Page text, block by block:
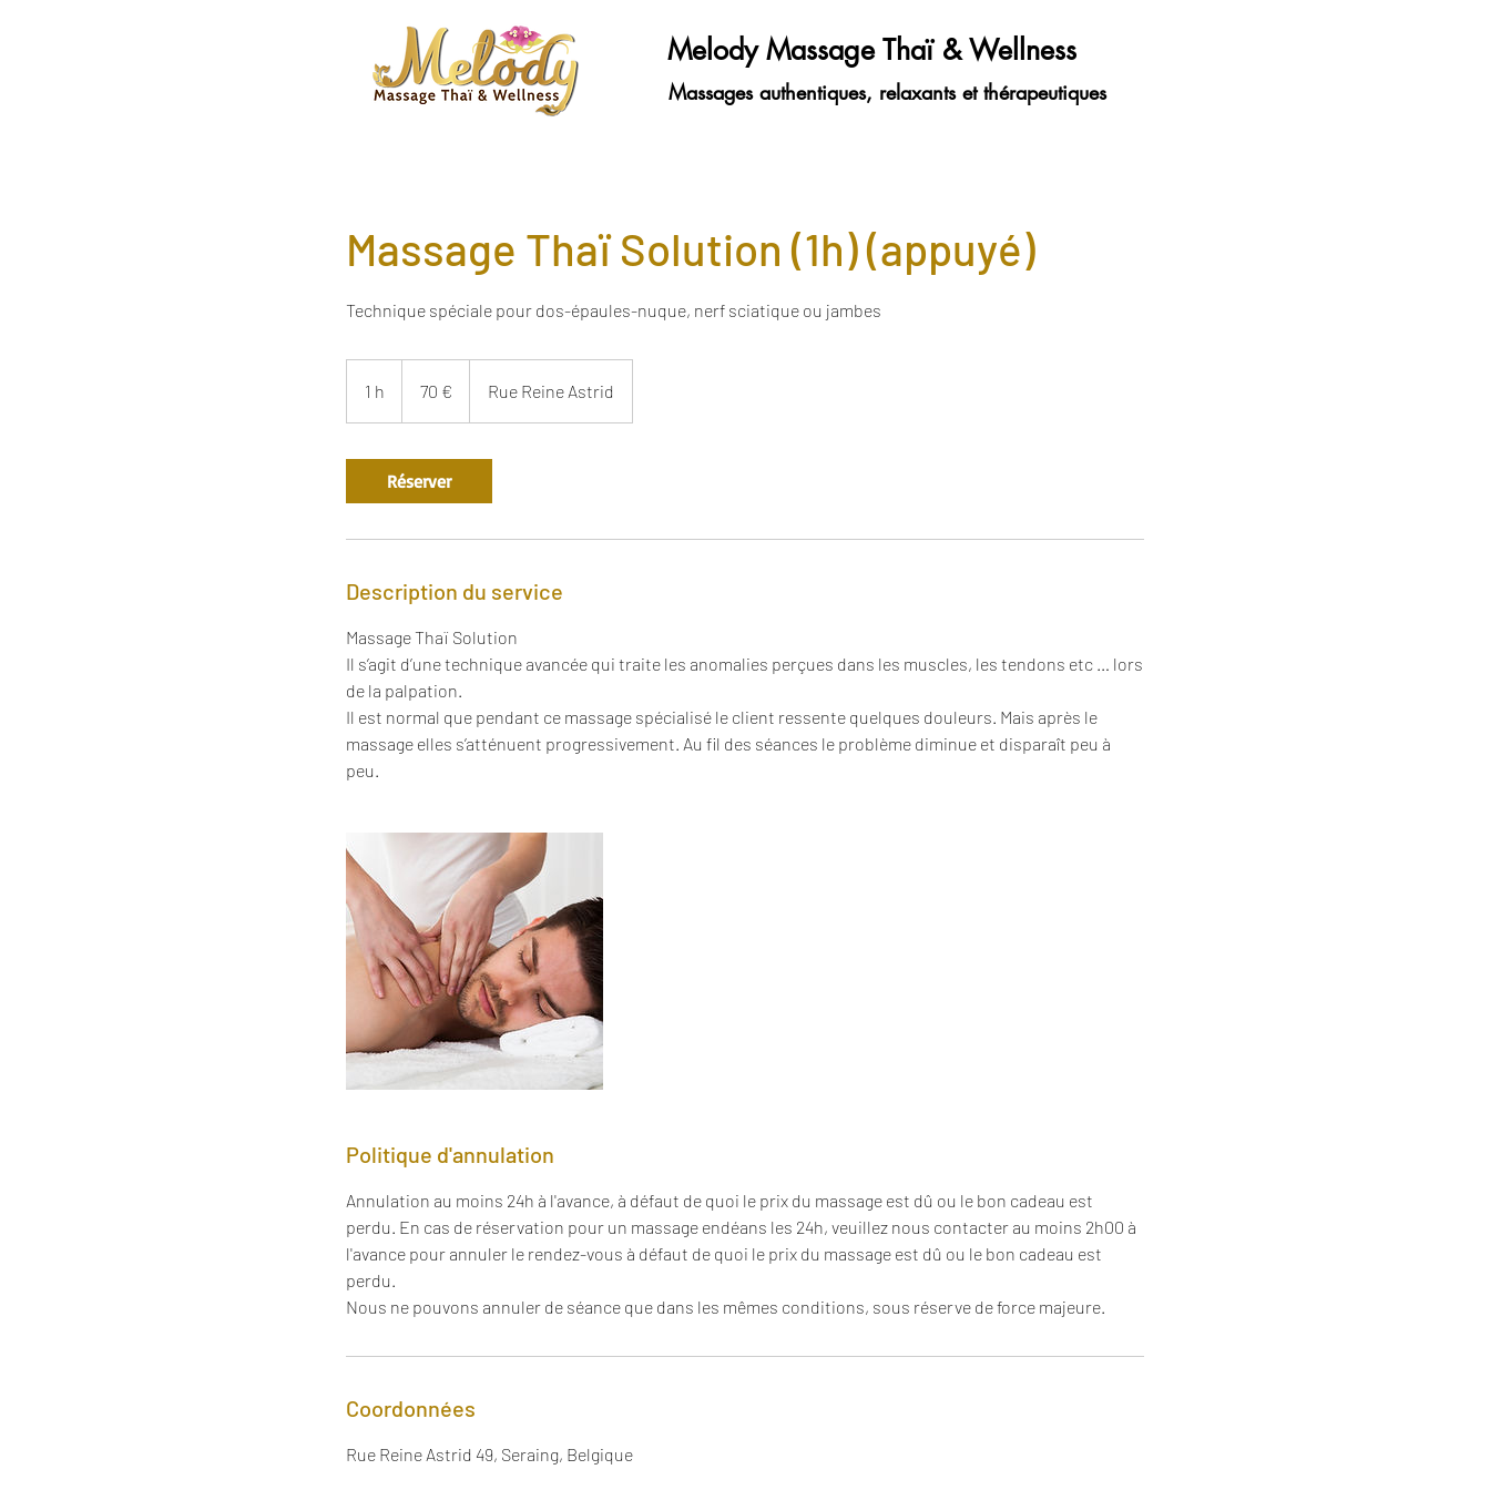
Melody Massage Thaï & Wellness
Massages authentiques, relaxants et thérapeutiques
Massage Thaï Solution (1h) (appuyé)
Technique spéciale pour dos-épaules-nuque, nerf sciatique ou jambes
1 h 70 € Rue Reine Astrid
Réserver
Description du service
Massage Thaï Solution
Il s’agit d’une technique avancée qui traite les anomalies perçues dans les muscles, les tendons etc … lors
de la palpation.
Il est normal que pendant ce massage spécialisé le client ressente quelques douleurs. Mais après le
massage elles s’atténuent progressivement. Au fil des séances le problème diminue et disparaît peu à
Politique d'annulation
Annulation au moins 24h à l'avance, à défaut de quoi le prix du massage est dû ou le bon cadeau est
perdu. En cas de réservation pour un massage endéans les 24h, veuillez nous contacter au moins 2h00 à
l'avance pour annuler le rendez-vous à défaut de quoi le prix du massage est dû ou le bon cadeau est
perdu.
Nous ne pouvons annuler de séance que dans les mêmes conditions, sous réserve de force majeure.
Coordonnées
Rue Reine Astrid 49, Seraing, Belgique